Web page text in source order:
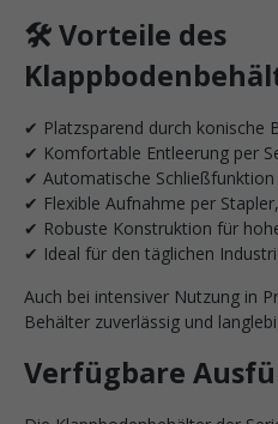
🛠️ Vorteile des
✔ Platzsparend durch konische
✔ Komfortable Entleerung per
✔ Automatische
✔ Flexible Aufnahme per
✔ Robuste Konstruktion für
✔ Ideal für den täglichen
Auch bei intensiver Nutzung in
Behälter zuverlässig und
Verfügbare